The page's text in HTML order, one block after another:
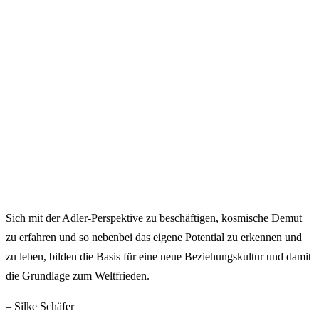
Sich mit der Adler-Perspektive zu beschäftigen, kosmische Demut
zu erfahren und so nebenbei das eigene Potential zu erkennen und
zu leben, bilden die Basis für eine neue Beziehungskultur und damit
die Grundlage zum Weltfrieden.
– Silke Schäfer